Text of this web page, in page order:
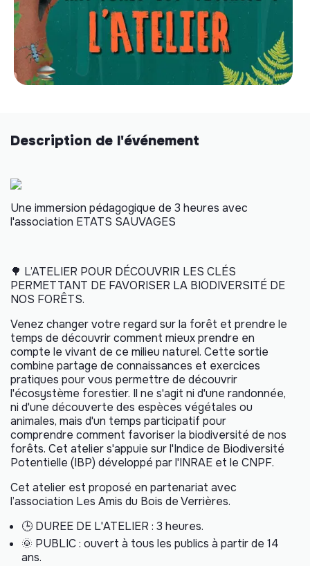
Description de l'événement
Une immersion pédagogique de 3 heures avec
l'association ETATS SAUVAGES
🌳 L’ATELIER POUR DÉCOUVRIR LES CLÉS
PERMETTANT DE FAVORISER LA BIODIVERSITÉ DE
NOS FORÊTS.
Venez changer votre regard sur la forêt et prendre le
temps de découvrir comment mieux prendre en
compte le vivant de ce milieu naturel. Cette sortie
combine partage de connaissances et exercices
pratiques pour vous permettre de découvrir
l'écosystème forestier. Il ne s'agit ni d'une randonnée,
ni d'une découverte des espèces végétales ou
animales, mais d'un temps participatif pour
comprendre comment favoriser la biodiversité de nos
forêts. Cet atelier s'appuie sur l'Indice de Biodiversité
Potentielle (IBP) développé par l'INRAE et le CNPF.
Cet atelier est proposé en partenariat avec
l’association Les Amis du Bois de Verrières.
🕒 DUREE DE L'ATELIER : 3 heures.
🌞 PUBLIC : ouvert à tous les publics à partir de 14
ans.